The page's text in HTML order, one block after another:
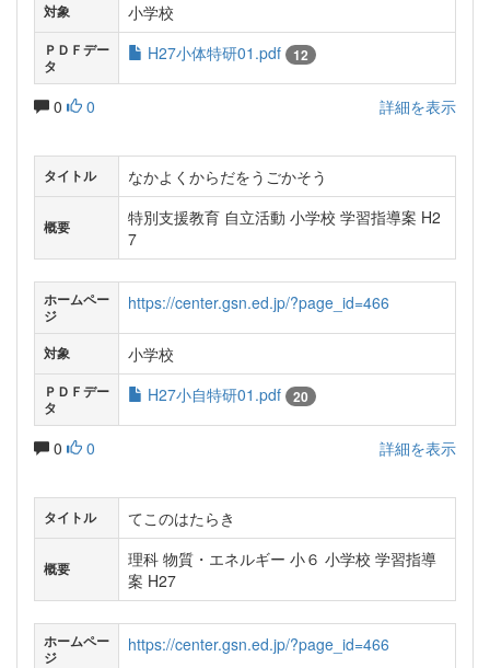
対象 小学校
ＰＤＦデー
タ
H27小体特研01.pdf 12
0 0 詳細を表示
タイトル なかよくからだをうごかそう
概要
特別支援教育 自立活動 小学校 学習指導案 H2
7
ホームペー
ジ
https://center.gsn.ed.jp/?page_id=466
対象 小学校
ＰＤＦデー
タ
H27小自特研01.pdf 20
0 0 詳細を表示
タイトル てこのはたらき
概要
理科 物質・エネルギー 小６ 小学校 学習指導
案 H27
ホームペー
ジ
https://center.gsn.ed.jp/?page_id=466